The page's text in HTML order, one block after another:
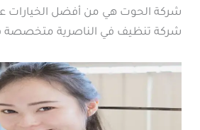
شركة الحوت هي من أفضل الخيارات
شركة تنظيف في الناصرية متخصصة